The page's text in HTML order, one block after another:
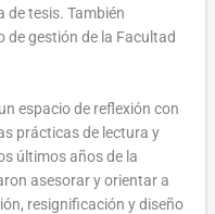
de tesis. También
gestión de la Facultad
espacio de reflexión con
prácticas de lectura y
últimos años de la
asesorar y orientar a
resignificación y diseño